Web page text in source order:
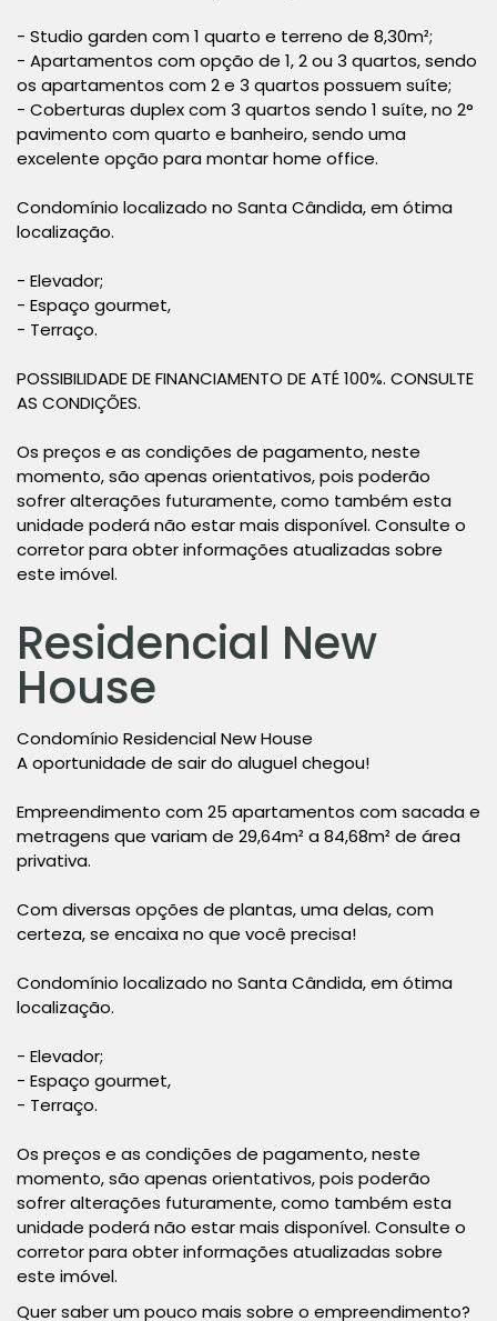
- Studio garden com 1 quarto e terreno de 8,30m²;
- Apartamentos com opção de 1, 2 ou 3 quartos, sendo
os apartamentos com 2 e 3 quartos possuem suíte;
- Coberturas duplex com 3 quartos sendo 1 suíte, no 2°
pavimento com quarto e banheiro, sendo uma
excelente opção para montar home office.
Condomínio localizado no Santa Cândida, em ótima
localização.
- Elevador;
- Espaço gourmet,
- Terraço.
POSSIBILIDADE DE FINANCIAMENTO DE ATÉ 100%. CONSULTE
AS CONDIÇÕES.
Os preços e as condições de pagamento, neste
momento, são apenas orientativos, pois poderão
sofrer alterações futuramente, como também esta
unidade poderá não estar mais disponível. Consulte o
corretor para obter informações atualizadas sobre
este imóvel.
Residencial New
House
Condomínio Residencial New House
A oportunidade de sair do aluguel chegou!
Empreendimento com 25 apartamentos com sacada e
metragens que variam de 29,64m² a 84,68m² de área
privativa.
Com diversas opções de plantas, uma delas, com
certeza, se encaixa no que você precisa!
Condomínio localizado no Santa Cândida, em ótima
localização.
- Elevador;
- Espaço gourmet,
- Terraço.
Os preços e as condições de pagamento, neste
momento, são apenas orientativos, pois poderão
sofrer alterações futuramente, como também esta
unidade poderá não estar mais disponível. Consulte o
corretor para obter informações atualizadas sobre
este imóvel.
Quer saber um pouco mais sobre o empreendimento?